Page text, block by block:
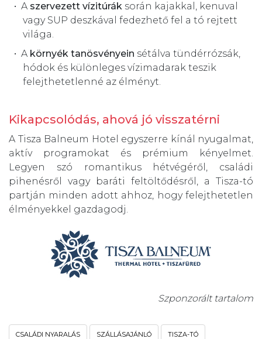
A szervezett vízitúrák során kajakkal, kenuval
vagy SUP deszkával fedezhető fel a tó rejtett
világa.
A környék tanösvényein sétálva tündérrózsák,
hódok és különleges vízimadarak teszik
felejthetetlenné az élményt.
Kikapcsolódás, ahová jó visszatérni
A Tisza Balneum Hotel egyszerre kínál nyugalmat,
aktív programokat és prémium kényelmet.
Legyen szó romantikus hétvégéről, családi
pihenésről vagy baráti feltöltődésről, a Tisza-tó
partján minden adott ahhoz, hogy felejthetetlen
élményekkel gazdagodj.
Szponzorált tartalom
CSALÁDI NYARALÁS SZÁLLÁSAJÁNLÓ TISZA-TÓ